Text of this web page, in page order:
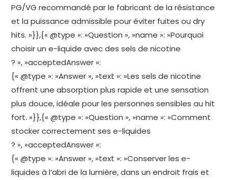
PG/VG recommandé par le fabricant de la résistance
et la puissance admissible pour éviter fuites ou dry
hits. »}},{« @type »: »Question », »name »: »Pourquoi
choisir un e-liquide avec des sels de nicotine
? », »acceptedAnswer »:
{« @type »: »Answer », »text »: »Les sels de nicotine
offrent une absorption plus rapide et une sensation
plus douce, idéale pour les personnes sensibles au hit
fort. »}},{« @type »: »Question », »name »: »Comment
stocker correctement ses e-liquides
? », »acceptedAnswer »:
{« @type »: »Answer », »text »: »Conserver les e-
liquides à l’abri de la lumière, dans un endroit frais et